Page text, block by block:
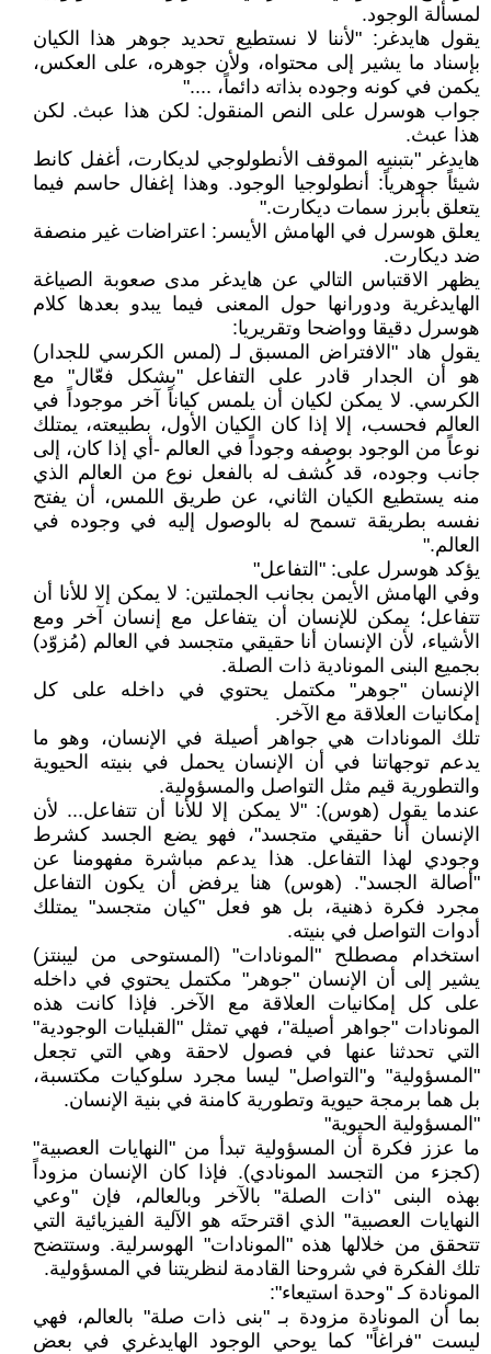
لمسألة الوجود.
يقول هايدغر: "لأننا لا نستطيع تحديد جوهر هذا الكيان
بإسناد ما يشير إلى محتواه، ولأن جوهره، على العكس،
يكمن في كونه وجوده بذاته دائماً، ...."
جواب هوسرل على النص المنقول: لكن هذا عبث. لكن
هذا عبث.
هايدغر "بتبنيه الموقف الأنطولوجي لديكارت، أغفل كانط
شيئاً جوهرياً: أنطولوجيا الوجود. وهذا إغفال حاسم فيما
يتعلق بأبرز سمات ديكارت."
يعلق هوسرل في الهامش الأيسر: اعتراضات غير منصفة
ضد ديكارت.
يظهر الاقتباس التالي عن هايدغر مدى صعوبة الصياغة
الهايدغرية ودورانها حول المعنى فيما يبدو بعدها كلام
هوسرل دقيقا وواضحا وتقريريا:
يقول هاد "الافتراض المسبق لـ (لمس الكرسي للجدار)
هو أن الجدار قادر على التفاعل "بشكل فعّال" مع
الكرسي. لا يمكن لكيان أن يلمس كياناً آخر موجوداً في
العالم فحسب، إلا إذا كان الكيان الأول، بطبيعته، يمتلك
نوعاً من الوجود بوصفه وجوداً في العالم -أي إذا كان، إلى
جانب وجوده، قد كُشف له بالفعل نوع من العالم الذي
منه يستطيع الكيان الثاني، عن طريق اللمس، أن يفتح
نفسه بطريقة تسمح له بالوصول إليه في وجوده في
العالم."
يؤكد هوسرل على: "التفاعل"
وفي الهامش الأيمن بجانب الجملتين: لا يمكن إلا للأنا أن
تتفاعل؛ يمكن للإنسان أن يتفاعل مع إنسان آخر ومع
الأشياء، لأن الإنسان أنا حقيقي متجسد في العالم (مُزوّد)
بجميع البنى المونادية ذات الصلة.
الإنسان "جوهر" مكتمل يحتوي في داخله على كل
إمكانيات العلاقة مع الآخر.
تلك المونادات هي جواهر أصيلة في الإنسان، وهو ما
يدعم توجهاتنا في أن الإنسان يحمل في بنيته الحيوية
والتطورية قيم مثل التواصل والمسؤولية.
عندما يقول (هوس): "لا يمكن إلا للأنا أن تتفاعل... لأن
الإنسان أنا حقيقي متجسد"، فهو يضع الجسد كشرط
وجودي لهذا التفاعل. هذا يدعم مباشرة مفهومنا عن
"أصالة الجسد". (هوس) هنا يرفض أن يكون التفاعل
مجرد فكرة ذهنية، بل هو فعل "كيان متجسد" يمتلك
أدوات التواصل في بنيته.
استخدام مصطلح "المونادات" (المستوحى من ليبنتز)
يشير إلى أن الإنسان "جوهر" مكتمل يحتوي في داخله
على كل إمكانيات العلاقة مع الآخر. فإذا كانت هذه
المونادات "جواهر أصيلة"، فهي تمثل "القبليات الوجودية"
التي تحدثنا عنها في فصول لاحقة وهي التي تجعل
"المسؤولية" و"التواصل" ليسا مجرد سلوكيات مكتسبة،
بل هما برمجة حيوية وتطورية كامنة في بنية الإنسان.
"المسؤولية الحيوية"
ما عزز فكرة أن المسؤولية تبدأ من "النهايات العصبية"
(كجزء من التجسد المونادي). فإذا كان الإنسان مزوداً
بهذه البنى "ذات الصلة" بالآخر وبالعالم، فإن "وعي
النهايات العصبية" الذي اقترحتَه هو الآلية الفيزيائية التي
تتحقق من خلالها هذه "المونادات" الهوسرلية. وستتضح
تلك الفكرة في شروحنا القادمة لنظريتنا في المسؤولية.
المونادة كـ "وحدة استيعاء":
بما أن المونادة مزودة بـ "بنى ذات صلة" بالعالم، فهي
ليست "فراغاً" كما يوحي الوجود الهايدغري في بعض